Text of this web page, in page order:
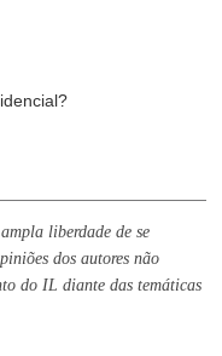
liberdade de se
dos autores não
do IL diante das temáticas